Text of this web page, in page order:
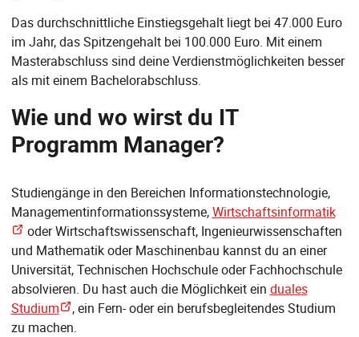
Das durchschnittliche Einstiegsgehalt liegt bei 47.000 Euro
im Jahr, das Spitzengehalt bei 100.000 Euro. Mit einem
Masterabschluss sind deine Verdienstmöglichkeiten besser
als mit einem Bachelorabschluss.
Wie und wo wirst du IT
Programm Manager?
Studiengänge in den Bereichen Informationstechnologie,
Managementinformationssysteme,Wirtschaftsinformatik
oder Wirtschaftswissenschaft, Ingenieurwissenschaften
und Mathematik oder Maschinenbau kannst du an einer
Universität, Technischen Hochschule oder Fachhochschule
absolvieren. Du hast auch die Möglichkeit ein duales
Studium
, ein Fern- oder ein berufsbegleitendes Studium
zu machen.